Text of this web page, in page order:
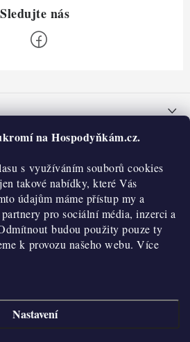
na Hospodyňkám.cz.
s využíváním souborů cookies
takové nabídky, které Vás
údajům máme přístup my a
pro sociální média, inzerci a
budou použity pouze ty
k provozu našeho webu. Více
Nastavení